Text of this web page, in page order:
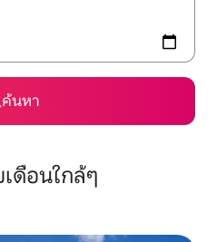
ค้นหา
ดือนใกล้ๆ